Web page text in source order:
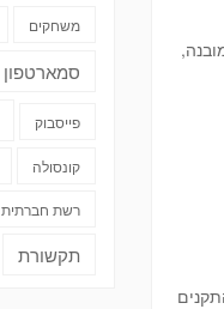
5 מטרים, אינטרקום מובנה,
משחקים
סמארטפון
פייסבוק
קונסולה
רשת חברתית
תקשורת